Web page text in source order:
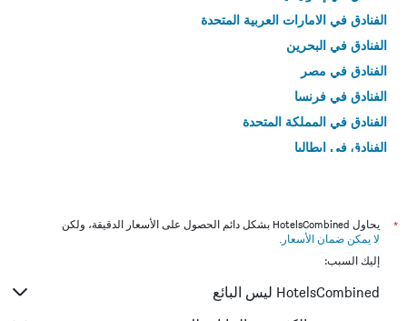
الفنادق في الامارات العربية المتحدة
الفنادق في البحرين
الفنادق في مصر
الفنادق في فرنسا
الفنادق في المملكة المتحدة
الفنادق في إيطاليا
*
يحاول HotelsCombined بشكل دائم الحصول على الأسعار الدقيقة، ولكن
لا يمكن ضمان الأسعار .
إليك السبب:
HotelsCombined ليس البائع